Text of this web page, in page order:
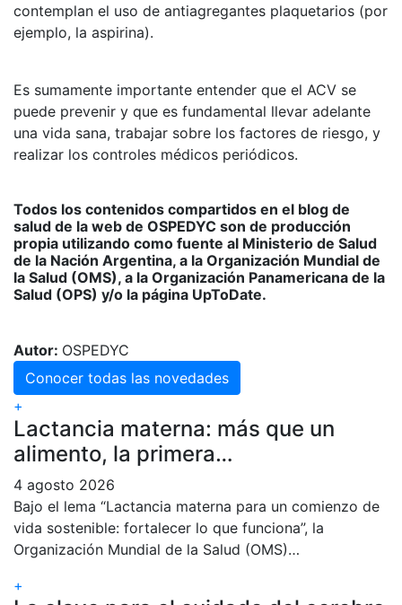
contemplan el uso de antiagregantes plaquetarios (por
ejemplo, la aspirina).
Es sumamente importante entender que el ACV se
puede prevenir y que es fundamental llevar adelante
una vida sana, trabajar sobre los factores de riesgo, y
realizar los controles médicos periódicos.
Todos los contenidos compartidos en el blog de
salud de la web de OSPEDYC son de producción
propia utilizando como fuente al Ministerio de Salud
de la Nación Argentina, a la Organización Mundial de
la Salud (OMS), a la Organización Panamericana de la
Salud (OPS) y/o la página UpToDate.
Autor: OSPEDYC
Conocer todas las novedades
+
Lactancia materna: más que un
alimento, la primera…
4 agosto 2026
Bajo el lema “Lactancia materna para un comienzo de
vida sostenible: fortalecer lo que funciona”, la
Organización Mundial de la Salud (OMS)…
+